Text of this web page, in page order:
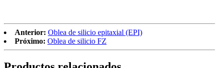
Anterior: Oblea de silicio epitaxial (EPI)
Próximo: Oblea de silicio FZ